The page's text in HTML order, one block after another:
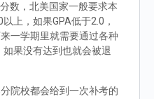
数，北美国家一般要求本
上，如果GPA低于2.0，
一学期里就需要通过各种
如果没有达到也就会被退
院校都会给到一次补考的